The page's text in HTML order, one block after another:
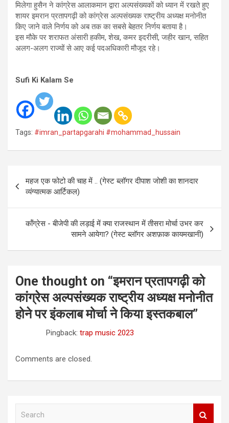
मिलेगा हुसैन ने कांग्रेस आलाकमान द्वारा अल्पसंख्यकों को ध्यान में रखते हुए
शायर इमरान प्रतापगढ़ी को कांग्रेस अल्पसंख्यक राष्ट्रीय अध्यक्ष मनोनीत
किए जाने वाले निर्णय को अब तक का सबसे बेहतर निर्णय बताया है।
इस मौके पर शराफत अंसारी हकीम, शेख, कमर इदरीसी, जहीर खान, सहित
अलग-अलग राज्यों से आए कई पदअधिकारी मौजूद रहे।
Sufi Ki Kalam Se
Tags: #imran_partapgarahi #mohammad_hussain
navigation
महज एक फोटो की चाह में .. (गेस्ट ब्लॉगर दीपाश जोशी का शानदार
व्यंग्यात्मक आर्टिकल)
कॉंग्रेस - बीजेपी की लड़ाई में क्या राजस्थान में तीसरा मोर्चा उभर कर
सामने आयेगा? (गेस्ट ब्लॉगर अशफ़ाक कायमखानी)
One thought on “इमरान प्रतापगढ़ी को
कांग्रेस अल्पसंख्यक राष्ट्रीय अध्यक्ष मनोनीत
होने पर इंकलाब मोर्चा ने किया इस्तकबाल”
Pingback: trap music 2023
Comments are closed.